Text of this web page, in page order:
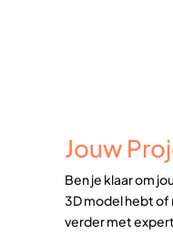
Jouw
Ben je klaar om
3D model hebt of
verder met